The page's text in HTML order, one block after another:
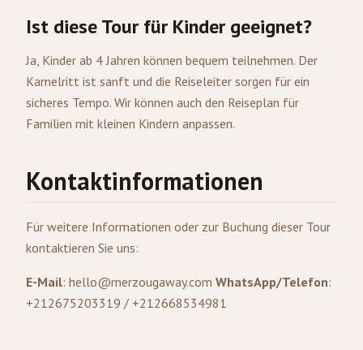
Ist diese Tour für Kinder geeignet?
Ja, Kinder ab 4 Jahren können bequem teilnehmen. Der
Kamelritt ist sanft und die Reiseleiter sorgen für ein
sicheres Tempo. Wir können auch den Reiseplan für
Familien mit kleinen Kindern anpassen.
Kontaktinformationen
Für weitere Informationen oder zur Buchung dieser Tour
kontaktieren Sie uns:
E-Mail: hello@merzougaway.com WhatsApp/Telefon:
+212675203319 / +212668534981